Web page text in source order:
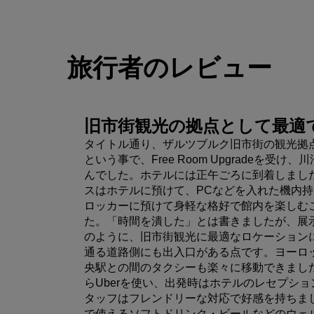
旅行者のレビュー
旧市街観光の拠点として最適
タイトル通り、ザルツブルク旧市街の観光
という事で、Free Room Upgradeを受け、
んでした。ホテルには正午ごろに到着しま
スはホテルに預けて、PCなどを入れた機内
ロッカーに預けて身軽な格好で館内を楽し
た。「時間を潰した」とは書きましたが、
のように、旧市街観光に最適なロケーショ
通る道路側にも出入口がある点です。ヨー
央駅との間のタクシーも楽々に移動できま
らUberを使い、出発時はホテルのレセプシ
タッフはフレンドリーな対応で好感を持ち